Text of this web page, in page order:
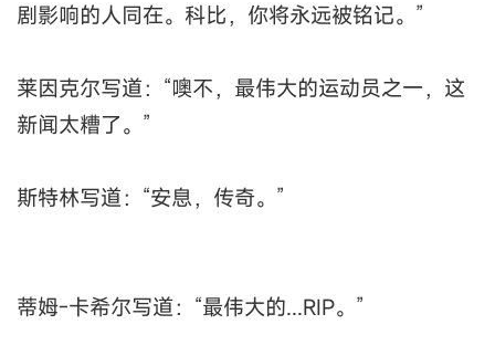
剧影响的人同在。科比，你将永远被铭记。”
莱因克尔写道：“噢不，最伟大的运动员之一，这
新闻太糟了。”
斯特林写道：“安息，传奇。”
蒂姆-卡希尔写道：“最伟大的...RIP。”